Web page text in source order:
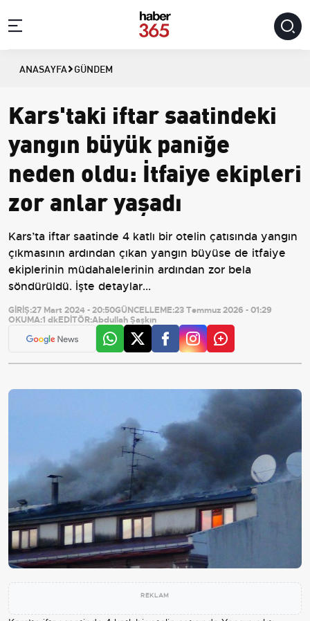
ANASAYFA GÜNDEM
Kars'taki iftar saatindeki
yangın büyük paniğe
neden oldu: İtfaiye ekipleri
zor anlar yaşadı
Kars’ta iftar saatinde 4 katlı bir otelin çatısında yangın
çıkmasının ardından çıkan yangın büyüse de itfaiye
ekiplerinin müdahalelerinin ardından zor bela
söndürüldü. İşte detaylar...
GİRİŞ:27 Mart 2024 - 20:50GÜNCELLEME:23 Temmuz 2026 - 01:29
OKUMA:1 dkEDİTÖR:Abdullah Şaşkın
REKLAM